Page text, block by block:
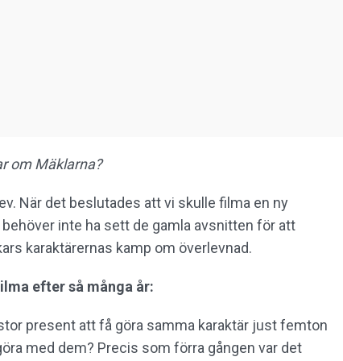
om Mäklarna?
När det beslutades att vi skulle filma en ny
inte ha sett de gamla avsnitten för att
karaktärernas kamp om överlevnad.
efter så många år:
present att få göra samma karaktär just femton
med dem? Precis som förra gången var det